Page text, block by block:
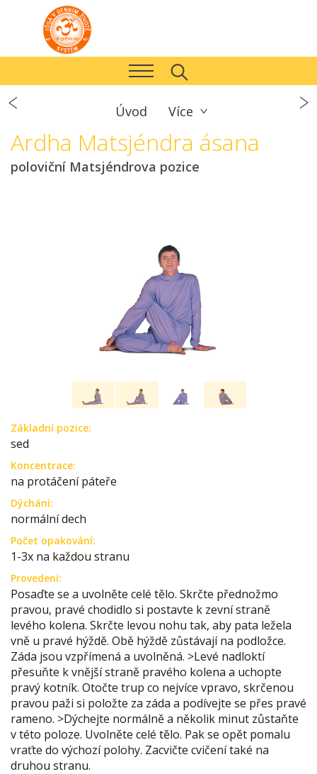
Úvod Více
Ardha Matsjéndra ásana
poloviční Matsjéndrova pozice
Základní pozice:
sed
Koncentrace:
na protáčení páteře
Dýchání:
normální dech
Počet opakování:
1-3x na každou stranu
Provedení:
Posaďte se a uvolněte celé tělo. Skrčte přednožmo
pravou, pravé chodidlo si postavte k zevní straně
levého kolena. Skrčte levou nohu tak, aby pata ležela
vně u pravé hýždě. Obě hýždě zůstávají na podložce.
Záda jsou vzpřímená a uvolněná. >Levé nadloktí
přesuňte k vnější straně pravého kolena a uchopte
pravý kotník. Otočte trup co nejvíce vpravo, skrčenou
pravou paži si položte za záda a podívejte se přes pravé
rameno. >Dýchejte normálně a několik minut zůstaňte
v této poloze. Uvolněte celé tělo. Pak se opět pomalu
vraťte do výchozí polohy. Zacvičte cvičení také na
druhou stranu.